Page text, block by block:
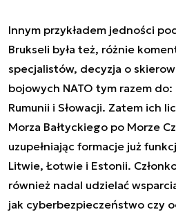
Innym przykładem jedności
Brukseli była też, różnie
specjalistów, decyzja o
bojowych NATO tym razem do:
Rumunii i Słowacji. Zatem ich
Morza Bałtyckiego po Morze
uzupełniając formacje już
Litwie, Łotwie i Estonii.
również nadal udzielać
jak cyberbezpieczeństwo czy